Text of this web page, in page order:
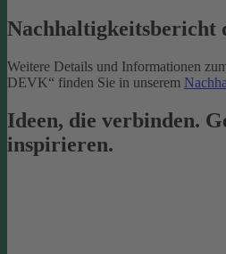
Nachhaltigkeitsbericht
Weitere Details und Informationen
DEVK“ finden Sie in unserem
Ideen, die verbinden.
inspirieren.